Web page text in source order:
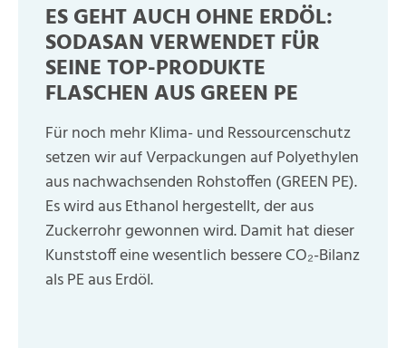
ES GEHT AUCH OHNE ERDÖL:
SODASAN VERWENDET FÜR
SEINE TOP-PRODUKTE
FLASCHEN AUS GREEN PE
Für noch mehr Klima- und Ressourcenschutz
setzen wir auf Verpackungen auf Polyethylen
aus nachwachsenden Rohstoffen (GREEN PE).
Es wird aus Ethanol hergestellt, der aus
Zuckerrohr gewonnen wird. Damit hat dieser
Kunststoff eine wesentlich bessere CO₂-Bilanz
als PE aus Erdöl.